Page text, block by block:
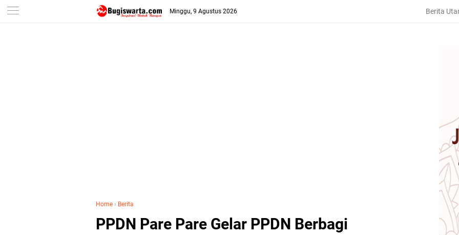
-->
Minggu, 9 Agustus 2026 Berita
Home › Berita
PPDN Pare Pare Gelar PPDN Berbagi